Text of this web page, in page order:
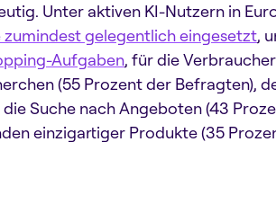
Unter aktiven KI-Nutzern in
gelegentlich eingesetzt,
Aufgaben, für die
(55 Prozent der Befragten),
Suche nach Angeboten (43
einzigartiger Produkte (35